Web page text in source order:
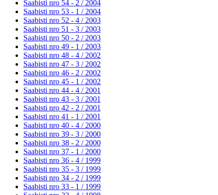
Saabisti nro 54 - 2 / 2004
Saabisti nro 53 - 1 / 2004
Saabisti nro 52 - 4 / 2003
Saabisti nro 51 - 3 / 2003
Saabisti nro 50 - 2 / 2003
Saabisti nro 49 - 1 / 2003
Saabisti nro 48 - 4 / 2002
Saabisti nro 47 - 3 / 2002
Saabisti nro 46 - 2 / 2002
Saabisti nro 45 - 1 / 2002
Saabisti nro 44 - 4 / 2001
Saabisti nro 43 - 3 / 2001
Saabisti nro 42 - 2 / 2001
Saabisti nro 41 - 1 / 2001
Saabisti nro 40 - 4 / 2000
Saabisti nro 39 - 3 / 2000
Saabisti nro 38 - 2 / 2000
Saabisti nro 37 - 1 / 2000
Saabisti nro 36 - 4 / 1999
Saabisti nro 35 - 3 / 1999
Saabisti nro 34 - 2 / 1999
Saabisti nro 33 - 1 / 1999